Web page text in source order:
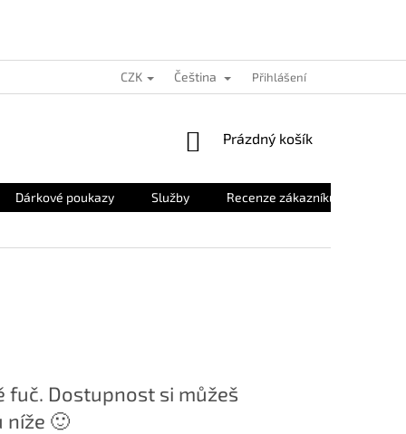
CZK Čeština Přihlášení
NÁKUPNÍ
Prázdný košík
Dárkové poukazy Služby Recenze zákazníků
fuč. Dostupnost si můžeš
níže 🙂